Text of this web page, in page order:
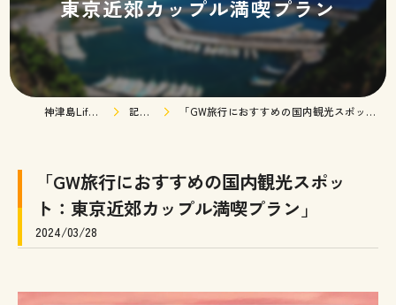
東京近郊カップル満喫プラン
神津島Life TOPページ 記事一覧 「GW旅行におすすめの国内観光スポット：東京近郊カップル満喫プラン」
「GW旅行におすすめの国内観光スポッ
ト：東京近郊カップル満喫プラン」
2024/03/28